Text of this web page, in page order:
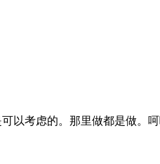
以考虑的。那里做都是做。呵